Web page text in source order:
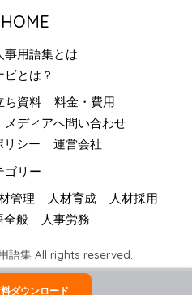
HOME
事用語集とは
ビとは？
ち資料
料金・費用
メディアへ問い合わせ
リシー
運営会社
ゴリー
管理 人材育成
人材採用
全般
人事労務
語集 All rights reserved.
ダウンロード